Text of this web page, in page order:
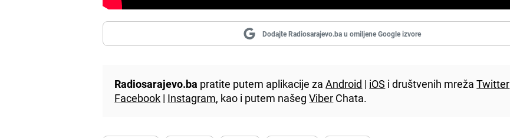
Dodajte Radiosarajevo.ba u omiljene Google izvore
Radiosarajevo.ba pratite putem aplikacije zaAndroid | iOS i društvenih mrežaTwitter
Facebook | Instagram, kao i putem našegViber Chata.